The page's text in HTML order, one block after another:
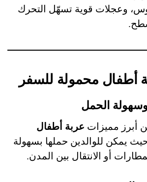
وعجلات قوية تسهّل التحرك
أطفال محمولة للسفر
أبرز مميزات عربة أطفال
يمكن للوالدين حملها بسهولة
أو الانتقال بين المدن.